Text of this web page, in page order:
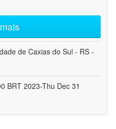
de Caxias do Sul - RS -
BRT 2023-Thu Dec 31